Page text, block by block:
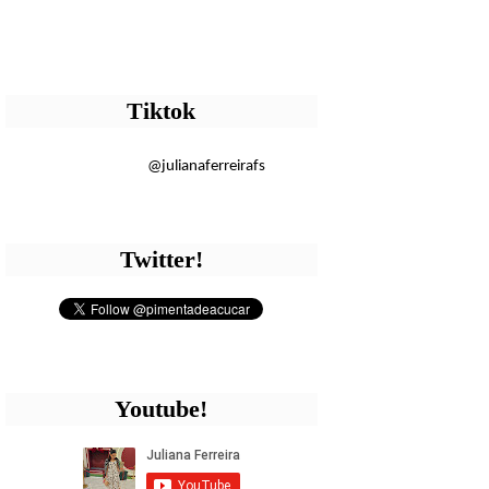
Tiktok
@julianaferreirafs
Twitter!
Youtube!